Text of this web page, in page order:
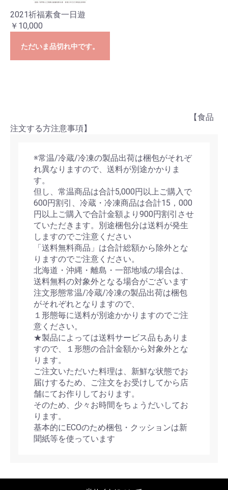
2021祈福素食一日遊
￥10,000
ただいま品切れ中です。
【食品
注文する方注意事項】
※常温/冷蔵/冷凍の製品出荷は梱包がそれぞ
れ異なりますので、送料が別途かかりま
す。
但し、常温商品は合計5,000円以上ご購入で
600円割引、冷蔵・冷凍商品は合計15，000
円以上ご購入で合計金額より900円割引させ
ていただきます。別途梱包分は送料が発生
しますのでご注意ください
「送料無料商品」は合計総額から除外とな
りますのでご注意ください。
北海道・沖縄・離島・一部地域の場合は、
送料無料の対象外となる場合がございます
注文形態常温/冷蔵/冷凍の製品出荷は梱包
がそれぞれとなりますので、
１形態毎に送料が別途かかりますのでご注
意ください。
★製品によっては送料サービス品もありま
すので、１形態の合計金額から対象外とな
ります。
ご注文いただいた料理は、新鮮な状態でお
届けするため、ご注文をお受けしてから店
舗にてお作りしております。
そのため、少々お時間をちょうだいしてお
ります。
基本的にECOのため梱包・クッションは新
聞紙等を使っています